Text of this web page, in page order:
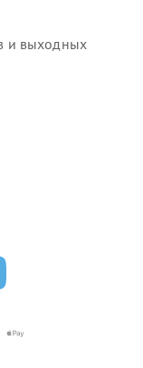
и выходных